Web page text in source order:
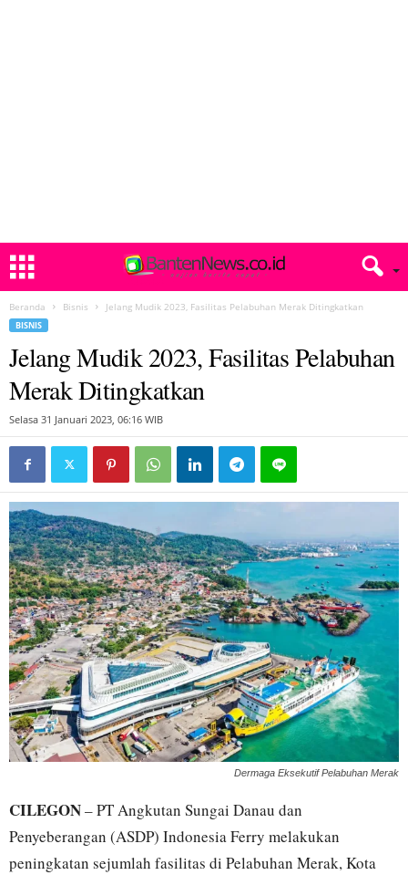
Beranda Bisnis Jelang Mudik 2023, Fasilitas Pelabuhan Merak Ditingkatkan
BISNIS
Jelang Mudik 2023, Fasilitas Pelabuhan
Merak Ditingkatkan
Selasa 31 Januari 2023, 06:16 WIB
Dermaga Eksekutif Pelabuhan Merak
CILEGON– PT Angkutan Sungai Danau dan
Penyeberangan (ASDP) Indonesia Ferry melakukan
peningkatan sejumlah fasilitas di Pelabuhan Merak, Kota